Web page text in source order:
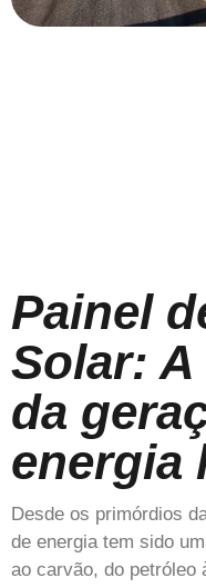
Painel
Solar:
da
energia
Desde os primórdios
de energia tem sido
ao carvão, do